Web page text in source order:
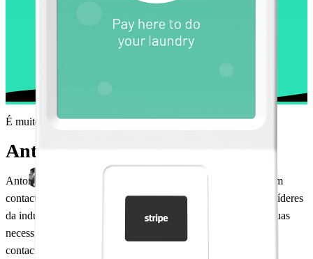
É muito fácil
Anton é para todos
Anton é um ponto de pagamento central na sua lavandaria com
contactless e Chip+PIN. Concebemo-lo em conjunto com os líderes
da indústria das lavandarias, para garantir que é adaptado às suas
necessidades quotidianas. Com o terminal de pagamento sem
contacto Anton, obtém: